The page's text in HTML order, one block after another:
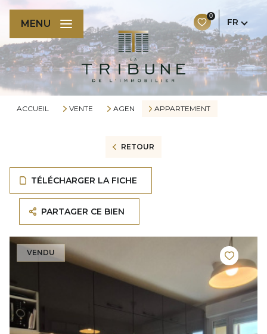
0
FR
MENU
ACCUEIL VENTE AGEN APPARTEMENT
RETOUR
TÉLÉCHARGER LA FICHE
PARTAGER CE BIEN
VENDU